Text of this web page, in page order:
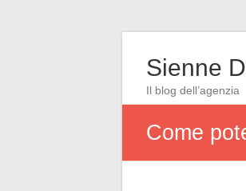
Sienne
Il blog dell’agenzia
Come